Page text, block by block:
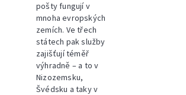
pošty fungují v
mnoha evropských
zemích. Ve třech
státech pak služby
zajišťují téměř
výhradně – a to v
Nizozemsku,
Švédsku a taky v